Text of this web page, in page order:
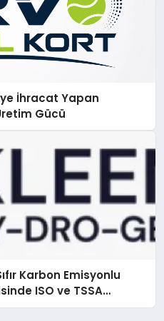
İhracat Yapan
Gücü
Karbon Emisyonlu
ISO ve TSSA